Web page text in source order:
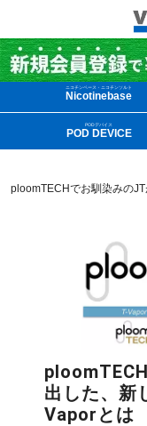
ニコチンリキッドを
他の条件から探す
アメリカ・カナダ製
ニコチンベース・ニコチンソルト
Nicotinebase
PODデバイス
POD DEVICE
>ploomTECHでお馴染みの
出した、新
Vaporとは